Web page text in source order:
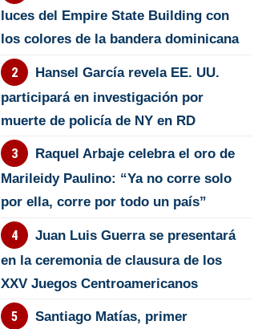
luces del Empire State Building con
los colores de la bandera dominicana
Hansel García revela EE. UU.
participará en investigación por
muerte de policía de NY en RD
Raquel Arbaje celebra el oro de
Marileidy Paulino: “Ya no corre solo
por ella, corre por todo un país”
Juan Luis Guerra se presentará
en la ceremonia de clausura de los
XXV Juegos Centroamericanos
Santiago Matías, primer